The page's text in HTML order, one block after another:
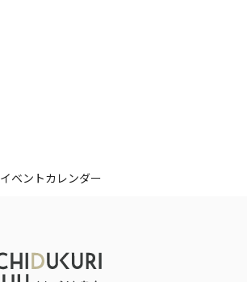
イベントカレンダー